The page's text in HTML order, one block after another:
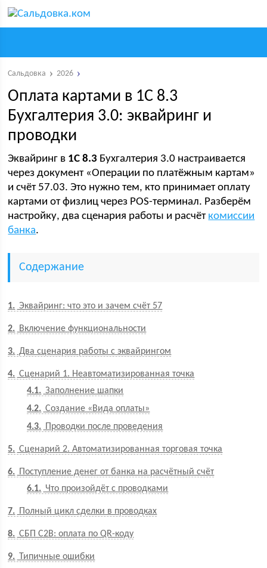
Сальдовка 2026
Оплата картами в 1С 8.3
Бухгалтерия 3.0: эквайринг и
проводки
Эквайринг в 1С 8.3 Бухгалтерия 3.0 настраивается
через документ «Операции по платёжным картам»
и счёт 57.03. Это нужно тем, кто принимает оплату
картами от физлиц через POS-терминал. Разберём
настройку, два сценария работы и расчёт комиссии
банка.
Содержание
1 Эквайринг: что это и зачем счёт 57
2 Включение функциональности
3 Два сценария работы с эквайрингом
4
Сценарий 1. Неавтоматизированная точка
4.1
Заполнение шапки
4.2
Создание «Вида оплаты»
4.3
Проводки после проведения
5 Сценарий 2. Автоматизированная торговая точка
6
Поступление денег от банка на расчётный счёт
6.1
Что произойдёт с проводками
7 Полный цикл сделки в проводках
8 СБП C2B: оплата по QR-коду
9 Типичные ошибки